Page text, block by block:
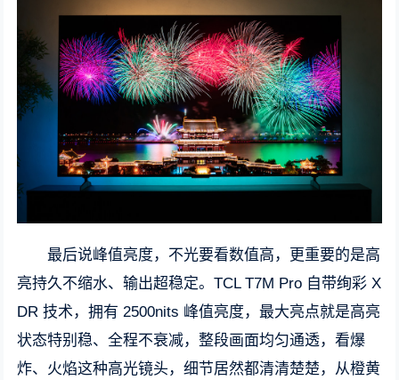
最后说峰值亮度，不光要看数值高，更重要的是高
亮持久不缩水、输出超稳定。TCL T7M Pro 自带绚彩 X
DR 技术，拥有 2500nits 峰值亮度，最大亮点就是高亮
状态特别稳、全程不衰减，整段画面均匀通透，看爆
炸、火焰这种高光镜头，细节居然都清清楚楚，从橙黄